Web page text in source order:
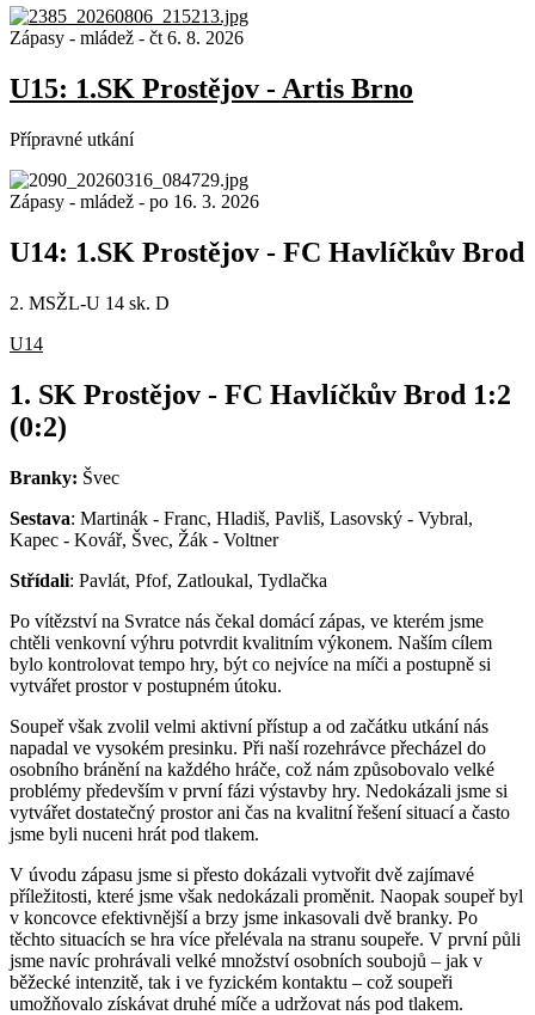
Zápasy - mládež - čt 6. 8. 2026
U15: 1.SK Prostějov - Artis Brno
Přípravné utkání
Zápasy - mládež - po 16. 3. 2026
U14: 1.SK Prostějov - FC Havlíčkův Brod
2. MSŽL-U 14 sk. D
U14
1. SK Prostějov - FC Havlíčkův Brod 1:2
(0:2)
Branky: Švec
Sestava: Martinák - Franc, Hladiš, Pavliš, Lasovský - Vybral,
Kapec - Kovář, Švec, Žák - Voltner
Střídali: Pavlát, Pfof, Zatloukal, Tydlačka
Po vítězství na Svratce nás čekal domácí zápas, ve kterém jsme
chtěli venkovní výhru potvrdit kvalitním výkonem. Naším cílem
bylo kontrolovat tempo hry, být co nejvíce na míči a postupně si
vytvářet prostor v postupném útoku.
Soupeř však zvolil velmi aktivní přístup a od začátku utkání nás
napadal ve vysokém presinku. Při naší rozehrávce přecházel do
osobního bránění na každého hráče, což nám způsobovalo velké
problémy především v první fázi výstavby hry. Nedokázali jsme si
vytvářet dostatečný prostor ani čas na kvalitní řešení situací a často
jsme byli nuceni hrát pod tlakem.
V úvodu zápasu jsme si přesto dokázali vytvořit dvě zajímavé
příležitosti, které jsme však nedokázali proměnit. Naopak soupeř byl
v koncovce efektivnější a brzy jsme inkasovali dvě branky. Po
těchto situacích se hra více přelévala na stranu soupeře. V první půli
jsme navíc prohrávali velké množství osobních soubojů – jak v
běžecké intenzitě, tak i ve fyzickém kontaktu – což soupeři
umožňovalo získávat druhé míče a udržovat nás pod tlakem.